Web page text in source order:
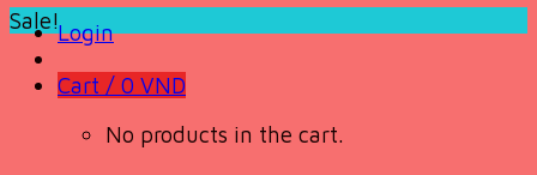
Login
Cart / 0 VND
No products in the cart.
Sale!